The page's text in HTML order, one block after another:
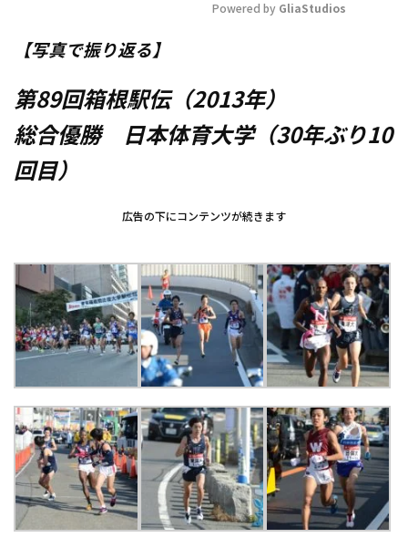
Powered by GliaStudios
【写真で振り返る】
第89回箱根駅伝（2013年）
総合優勝 日本体育大学（30年ぶり10
回目）
広告の下にコンテンツが続きます